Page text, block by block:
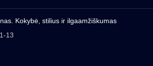
Kokybė, stilius ir ilgaamžiškumas
13